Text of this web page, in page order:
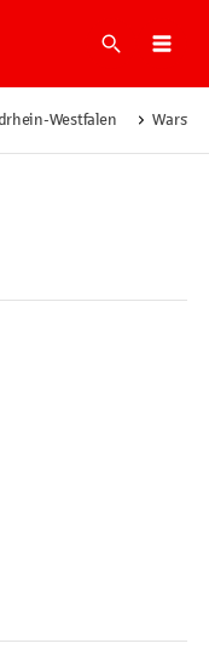
Suche
Westfalen